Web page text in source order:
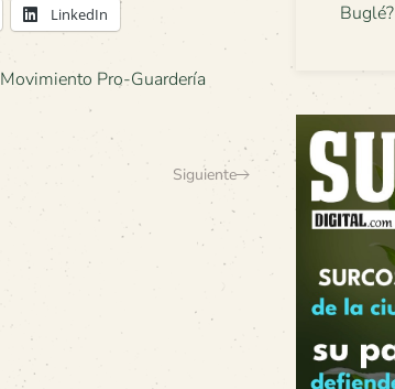
LinkedIn
Movimiento Pro-Guardería
Siguiente
Buglé?